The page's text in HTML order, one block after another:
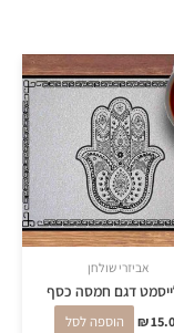
אביזרי שולחן
דגם חמסה כסף
₪ הוספה לסל